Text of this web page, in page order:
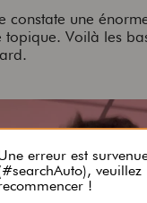
constate une
topique. Voilà les